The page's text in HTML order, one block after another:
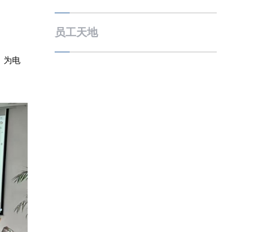
为电
员工天地